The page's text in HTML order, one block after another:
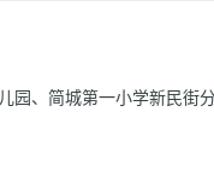
园、简城第一小学新民街